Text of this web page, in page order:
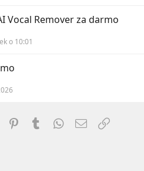
Vocal Remover za darmo
o 10:01
Reddit PinterestTumblr WhatsApp
Email